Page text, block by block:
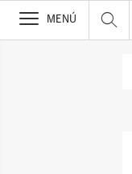
>
MENÚ